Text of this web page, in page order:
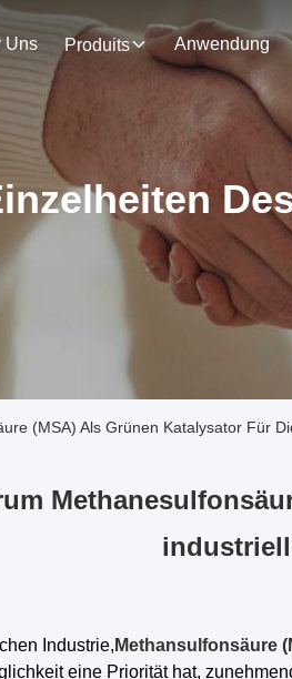
Uns Produits Anwendung
(MSA) Als Grünen Katalysator Für
Industrie, Methansulfonsäure
eine Priorität hat,